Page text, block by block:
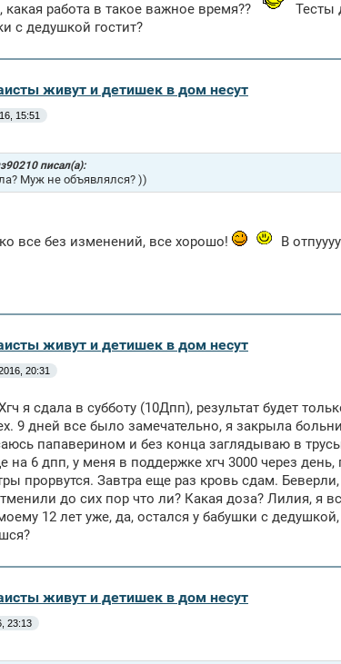
какая работа в такое важное время??
Тесты
с дедушкой гостит?
живут и детишек в дом несут
15:51
писал(а):
Муж не объявлялся? ))
все без изменений, все хорошо! В
живут и детишек в дом несут
20:31
я сдала в субботу (10Дпп), результат будет
9 дней все было замечательно, я закрыла
папаверином и без конца заглядываю в
на 6 дпп, у меня в поддержке хгч 3000 через
прорвутся. Завтра еще раз кровь сдам.
до сих пор что ли? Какая доза? Лилия, я
12 лет уже, да, остался у бабушки с
живут и детишек в дом несут
23:13